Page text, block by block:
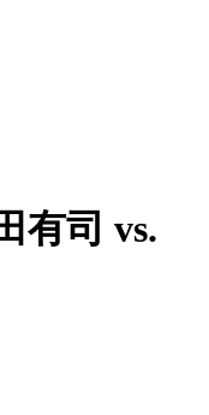
有司 vs.